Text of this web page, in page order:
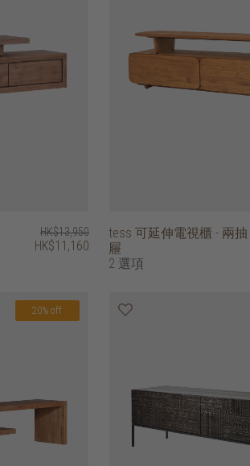
HK$13,950
HK$11,160
tess 可延伸電視櫃 - 兩抽
屜
2 選項
20% off